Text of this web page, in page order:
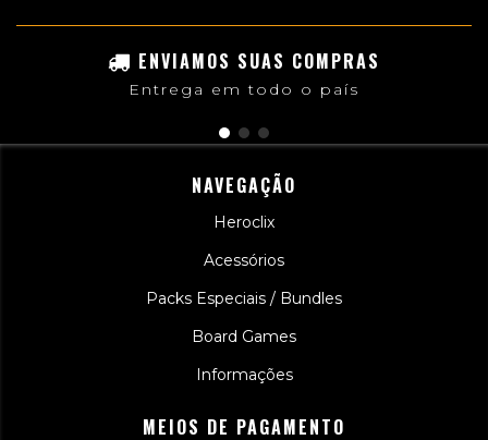
ENVIAMOS SUAS COMPRAS
Entrega em todo o país
NAVEGAÇÃO
Heroclix
Acessórios
Packs Especiais / Bundles
Board Games
Informações
MEIOS DE PAGAMENTO